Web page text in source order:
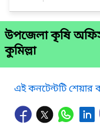
উপজেলা কৃষি
কুমিল্লা
এই কনটেন্টটি